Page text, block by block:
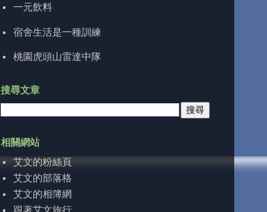
一元飲料
宿舍生活是一種訓練
桃園虎頭山雷達中隊
搜尋文章
相關網站
艾文的粉絲頁
艾文的部落格
艾文的相簿網